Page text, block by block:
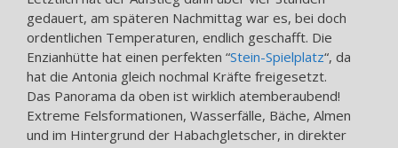
gedauert, am späteren Nachmittag war es, bei doch
ordentlichen Temperaturen, endlich geschafft. Die
Enzianhütte hat einen perfekten “Stein-Spielplatz“, da
hat die Antonia gleich nochmal Kräfte freigesetzt.
Das Panorama da oben ist wirklich atemberaubend!
Extreme Felsformationen, Wasserfälle, Bäche, Almen
und im Hintergrund der Habachgletscher, in direkter